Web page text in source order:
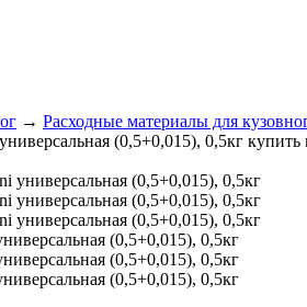
→ Расходные материалы для
(0,5+0,015), 0,5кг